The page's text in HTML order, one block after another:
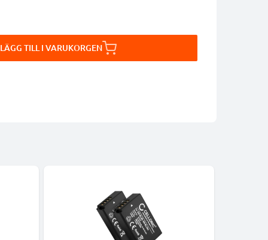
LÄGG TILL I VARUKORGEN